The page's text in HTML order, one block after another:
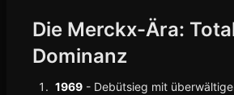
Die Merckx-Ära:
Dominanz
1969 - Debütsieg mit